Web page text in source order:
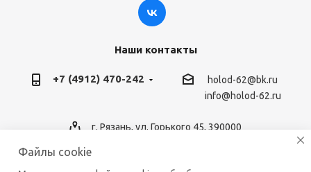
Наши контакты
+7 (4912) 470-242
holod-62@bk.ru
info@holod-62.ru
г. Рязань, ул. Горького 45, 390000
Файлы cookie